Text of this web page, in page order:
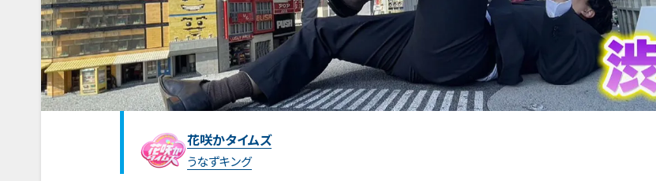
花咲かタイムズ
うなずキング